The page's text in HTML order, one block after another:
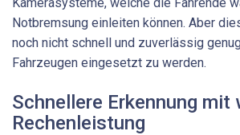
Notbremsung einleiten können. Aber
noch nicht schnell und zuverlässig
Fahrzeugen eingesetzt zu werden.
Schnellere Erkennung mit
Rechenleistung